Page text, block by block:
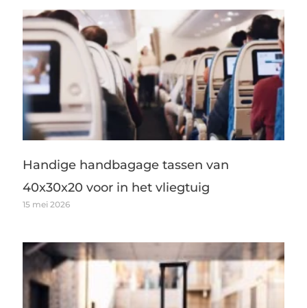
Handige handbagage tassen van
40x30x20 voor in het vliegtuig
15 mei 2026